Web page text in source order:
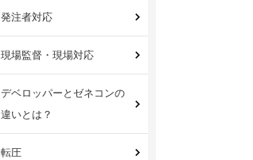
発注者対応
現場監督・現場対応
デベロッパーとゼネコンの
違いとは？
転圧